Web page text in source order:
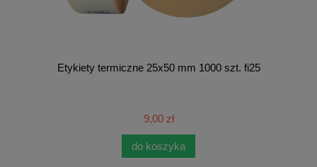
Etykiety termiczne 25x50 mm 1000 szt. fi25
9,00 zł
do koszyka